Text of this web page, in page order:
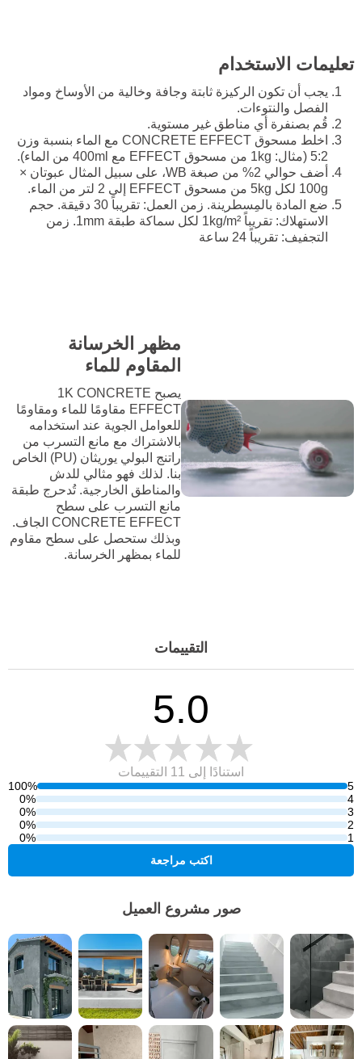
تعليمات الاستخدام
يجب أن تكون الركيزة ثابتة وجافة وخالية من الأوساخ ومواد
الفصل والنتوءات.
قُم بصنفرة أي مناطق غير مستوية.
اخلط مسحوق CONCRETE EFFECT مع الماء بنسبة وزن
5:2 (مثال: 1kg من مسحوق EFFECT مع 400ml من الماء).
أضف حوالي 2% من صبغة WB، على سبيل المثال عبوتان ×
100g لكل 5kg من مسحوق EFFECT إلى 2 لتر من الماء.
ضع المادة بالمِسطرينة. زمن العمل: تقريباً 30 دقيقة. حجم
الاستهلاك: تقريباً 1kg/m² لكل سماكة طبقة 1mm. زمن
التجفيف: تقريباً 24 ساعة
مظهر الخرسانة
المقاوم للماء
يصبح 1K CONCRETE
EFFECT مقاومًا للماء ومقاومًا
للعوامل الجوية عند استخدامه
بالاشتراك مع مانع التسرب من
راتنج البولي يوريثان (PU) الخاص
بنا. لذلك فهو مثالي للدش
والمناطق الخارجية. تُدحرج طبقة
مانع التسرب على سطح
CONCRETE EFFECT الجاف.
وبذلك ستحصل على سطح مقاوم
للماء بمظهر الخرسانة.
التقييمات
5
100%
4
0%
3
0%
2
0%
1
0%
5.0
استنادًا إلى 11 التقييمات
اكتب مراجعة
صور مشروع العميل